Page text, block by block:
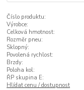
Číslo produktu:
Výrobce:
Celková hmotnost:
Rozměr pneu:
Sklopný:
Povolená rychlost:
Brzdy:
Poloha kol:
ŘP skupina E:
Hlídat cenu / dostupnost